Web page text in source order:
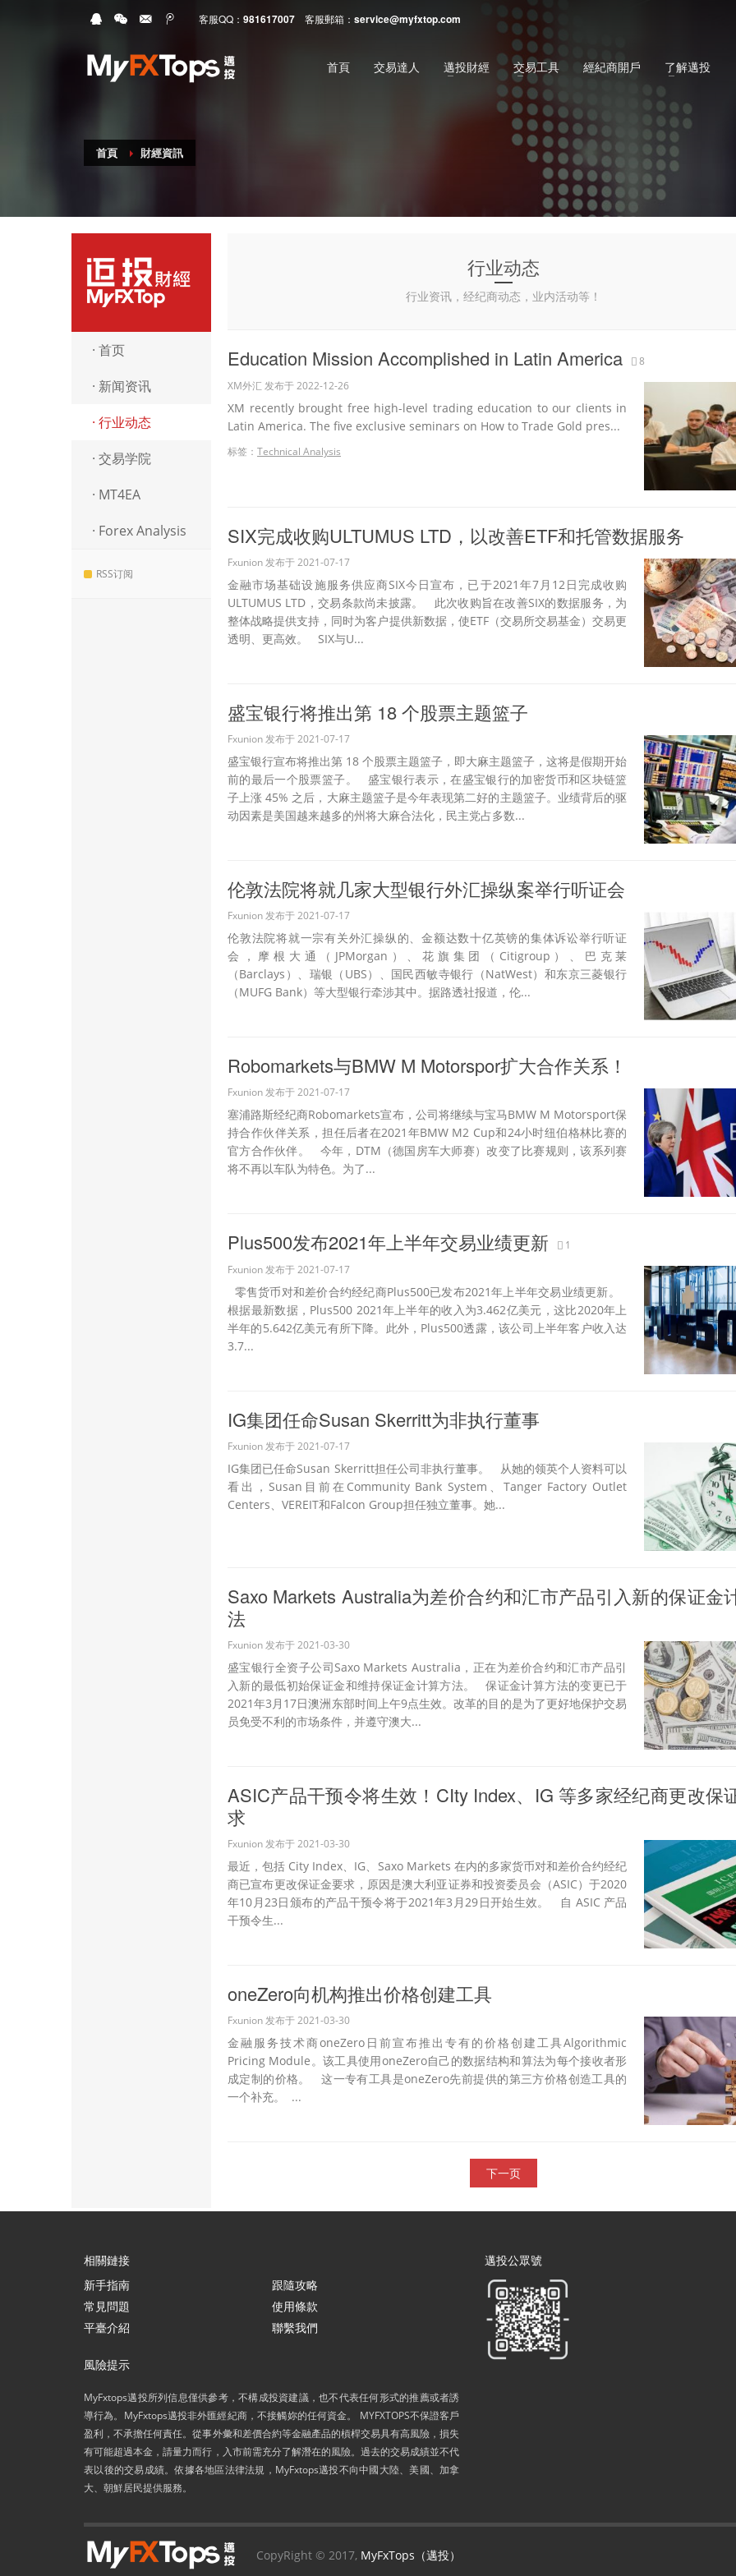
客服QQ： 981617007 客服郵箱： service@myfxtop.com
首頁 交易達人 邁投財經 交易工具 經紀商開戶 了解邁投
首頁 財經資訊
· 首页
· 新闻资讯
· 行业动态
· 交易学院
· MT4EA
· Forex Analysis
RSS订阅
行业动态
行业资讯，经纪商动态，业内活动等！
Education Mission Accomplished in Latin America
8
XM外汇 发布于 2022-12-26
XM recently brought free high-level trading education to our clients in
Latin America. The five exclusive seminars on How to Trade Gold pres...
标签： Technical Analysis
SIX完成收购ULTUMUS LTD，以改善ETF和托管数据服务
Fxunion 发布于 2021-07-17
金融市场基础设施服务供应商SIX今日宣布，已于2021年7月12日完成收购
ULTUMUS LTD，交易条款尚未披露。 此次收购旨在改善SIX的数据服务，为
整体战略提供支持，同时为客户提供新数据，使ETF（交易所交易基金）交易更
透明、更高效。 SIX与U...
盛宝银行将推出第 18 个股票主题篮子
Fxunion 发布于 2021-07-17
盛宝银行宣布将推出第 18 个股票主题篮子，即大麻主题篮子，这将是假期开始
前的最后一个股票篮子。 盛宝银行表示，在盛宝银行的加密货币和区块链篮
子上涨 45% 之后，大麻主题篮子是今年表现第二好的主题篮子。业绩背后的驱
动因素是美国越来越多的州将大麻合法化，民主党占多数...
伦敦法院将就几家大型银行外汇操纵案举行听证会
Fxunion 发布于 2021-07-17
伦敦法院将就一宗有关外汇操纵的、金额达数十亿英镑的集体诉讼举行听证
会，摩根大通（JPMorgan）、花旗集团（Citigroup）、巴克莱
（Barclays）、瑞银（UBS）、国民西敏寺银行（NatWest）和东京三菱银行
（MUFG Bank）等大型银行牵涉其中。据路透社报道，伦...
Robomarkets与BMW M Motorspor扩大合作关系！
Fxunion 发布于 2021-07-17
塞浦路斯经纪商Robomarkets宣布，公司将继续与宝马BMW M Motorsport保
持合作伙伴关系，担任后者在2021年BMW M2 Cup和24小时纽伯格林比赛的
官方合作伙伴。 今年，DTM（德国房车大师赛）改变了比赛规则，该系列赛
将不再以车队为特色。为了...
Plus500发布2021年上半年交易业绩更新
1
Fxunion 发布于 2021-07-17
零售货币对和差价合约经纪商Plus500已发布2021年上半年交易业绩更新。
根据最新数据，Plus500 2021年上半年的收入为3.462亿美元，这比2020年上
半年的5.642亿美元有所下降。此外，Plus500透露，该公司上半年客户收入达
3.7...
IG集团任命Susan Skerritt为非执行董事
Fxunion 发布于 2021-07-17
IG集团已任命Susan Skerritt担任公司非执行董事。 从她的领英个人资料可以
看出，Susan目前在Community Bank System、Tanger Factory Outlet
Centers、VEREIT和Falcon Group担任独立董事。她...
Saxo Markets Australia为差价合约和汇市产品引入新的保证金
法
Fxunion 发布于 2021-03-30
盛宝银行全资子公司Saxo Markets Australia，正在为差价合约和汇市产品引
入新的最低初始保证金和维持保证金计算方法。 保证金计算方法的变更已于
2021年3月17日澳洲东部时间上午9点生效。改革的目的是为了更好地保护交易
员免受不利的市场条件，并遵守澳大...
ASIC产品干预令将生效！CIty Index、IG 等多家经纪商更改保
求
Fxunion 发布于 2021-03-30
最近，包括 City Index、IG、Saxo Markets 在内的多家货币对和差价合约经纪
商已宣布更改保证金要求，原因是澳大利亚证券和投资委员会（ASIC）于2020
年10月23日颁布的产品干预令​将于2021年3月29日开始生效。 自 ASIC 产品
干预令生...
oneZero向机构推出价格创建工具
Fxunion 发布于 2021-03-30
金融服务技术商oneZero日前宣布推出专有的价格创建工具Algorithmic
Pricing Module。该工具使用oneZero自己的数据结构和算法为每个接收者形
成定制的价格。 这一专有工具是oneZero先前提供的第三方价格创造工具的
一个补充。 ...
下一页
相關鏈接
新手指南
跟隨攻略
常見問題
使用條款
平臺介紹
聯繫我們
風險提示
MyFxtops邁投所列信息僅供參考，不構成投資建議，也不代表任何形式的推薦或者誘
導行為。MyFxtops邁投非外匯經紀商，不接觸妳的任何資金。 MYFXTOPS不保證客戶
盈利，不承擔任何責任。從事外彙和差價合約等金融產品的槓桿交易具有高風險，損失
有可能超過本金，請量力而行，入市前需充分了解潛在的風險。過去的交易成績並不代
表以後的交易成績。依據各地區法律法規，MyFxtops邁投不向中國大陸、美國、加拿
大、朝鮮居民提供服務。
邁投公眾號
CopyRight © 2017, MyFxTops（邁投）